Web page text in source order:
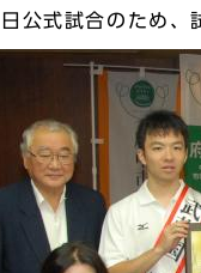
公式試合のため